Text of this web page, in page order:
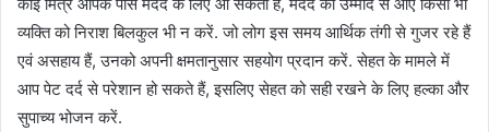
व्यक्ति को निराश बिलकुल भी न करें. जो लोग इस समय आर्थिक तंगी से गुजर रहे हैं
एवं असहाय हैं, उनको अपनी क्षमतानुसार सहयोग प्रदान करें. सेहत के मामले में
आप पेट दर्द से परेशान हो सकते हैं, इसलिए सेहत को सही रखने के लिए हल्का और
सुपाच्य भोजन करें.